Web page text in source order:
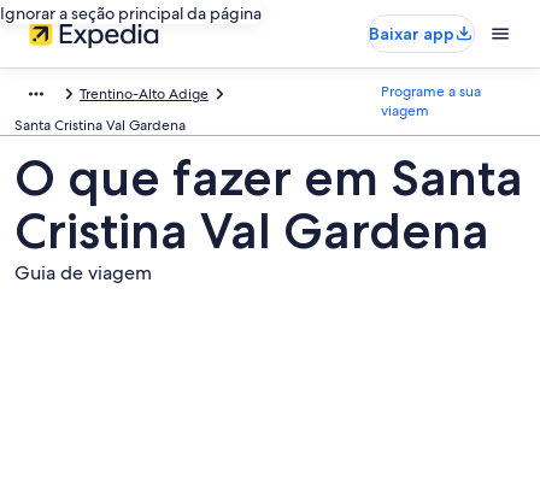
Ignorar a seção principal da página
Baixar app
Trentino-Alto Adige
Santa Cristina Val Gardena
Programe a sua
viagem
O que fazer em Santa
Cristina Val Gardena
Guia de viagem